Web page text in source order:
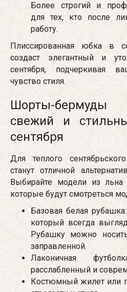
Более строгий и
для тех, кто после
работу.
Плиссированная юбка в
создаст элегантный и
сентября, подчеркивая
чувство стиля.
Шорты-
свежий и
сентября
Для теплого
станут отличной
Выбирайте модели из льна
которые будут смотреться
Базовая белая
который всегда
Рубашку можно
заправленной.
Лаконичная
расслабленный и
Костюмный жилет или